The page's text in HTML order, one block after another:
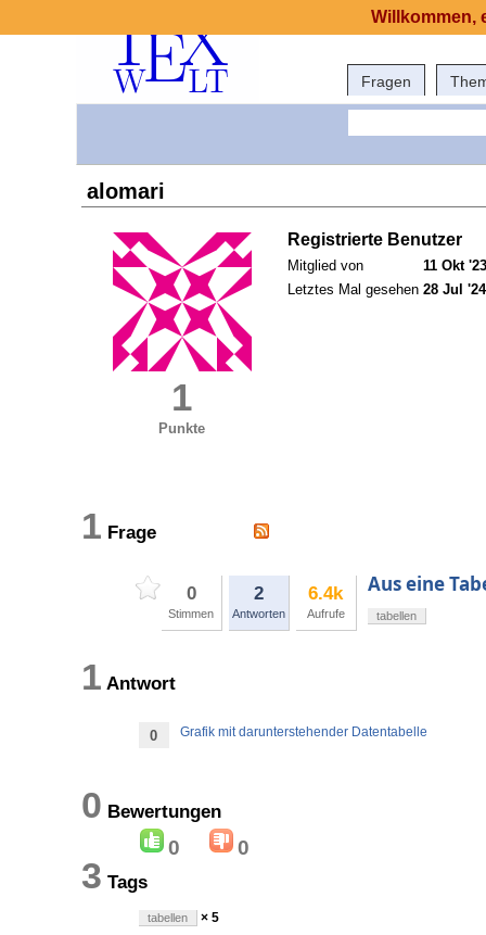
Fragen
alomari
1
Punkte
Registrierte Benutzer
Mitglied von
11 Okt
Letztes Mal gesehen 28 Jul
1 Frage
0
Stimmen
2
Antworten
6.4k
Aufrufe
Aus eine
tabellen
1 Antwort
0 Grafik mit darunterstehender Datentabelle
0 Bewertungen
0 0
3 Tags
tabellen × 5
Willkommen,